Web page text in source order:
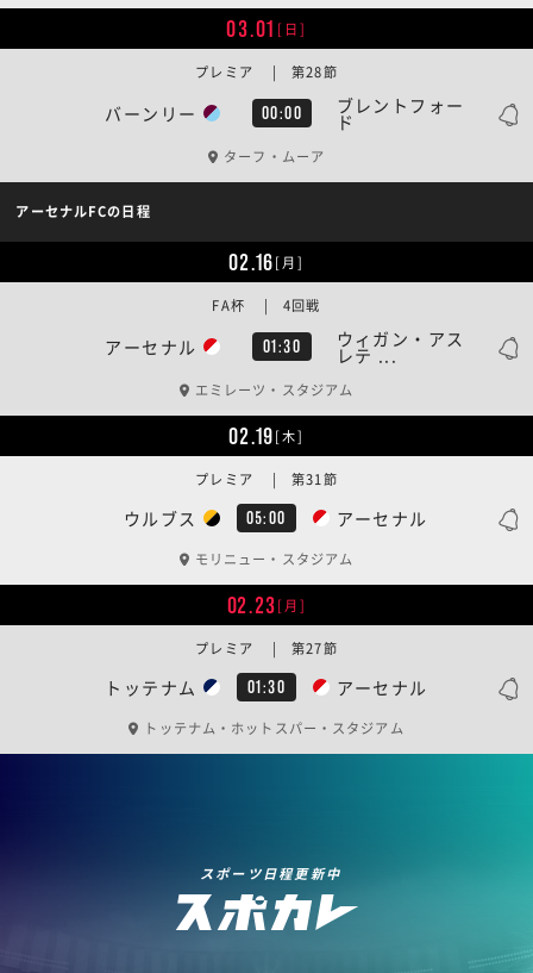
03.01 [日]
バーンリー 00:00 ブレントフォー
ド
プレミア | 第28節
ターフ・ムーア
アーセナルFCの日程
02.16[月]
アーセナル 01:30 ウィガン・アス
レテ ...
FA杯 | 4回戦
エミレーツ・スタジアム
02.19[木]
ウルブス 05:00 アーセナル
プレミア | 第31節
モリニュー・スタジアム
02.23[月]
トッテナム 01:30 アーセナル
プレミア | 第27節
トッテナム・ホットスパー・スタジアム
スポーツ日程更新中